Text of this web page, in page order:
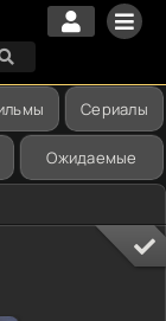
Сериалы
Ожидаемые